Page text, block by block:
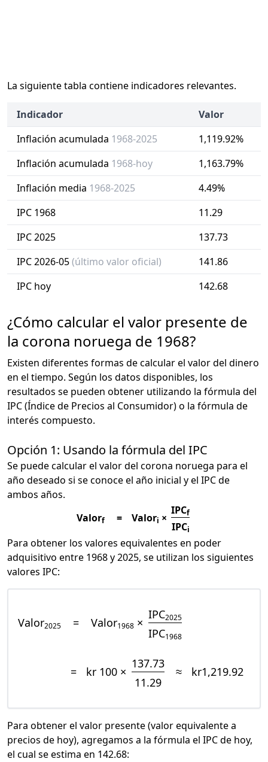
La siguiente tabla contiene indicadores relevantes.
Indicador
Valor
Inflación acumulada 1968-2025
1,119.92%
Inflación acumulada 1968-hoy
1,163.79%
Inflación media 1968-2025
4.49%
IPC 1968
11.29
IPC 2025
137.73
IPC 2026-05(último valor oficial)
141.86
IPC hoy
142.68
¿Cómo calcular el valor presente de
la corona noruega de 1968?
Existen diferentes formas de calcular el valor del dinero
en el tiempo. Según los datos disponibles, los
resultados se pueden obtener utilizando la fórmula del
IPC (Índice de Precios al Consumidor) o la fórmula de
interés compuesto.
Opción 1: Usando la fórmula del IPC
Se puede calcular el valor del corona noruega para el
año deseado si se conoce el año inicial y el IPC de
ambos años.
Valorf = Valori ×
IPCf
IPCi
Para obtener los valores equivalentes en poder
adquisitivo entre 1968 y 2025, se utilizan los siguientes
valores IPC:
Valor2025 = Valor1968 ×
IPC2025
IPC1968
= kr 100 ×
137.73
11.29
≈ kr1,219.92
Para obtener el valor presente (valor equivalente a
precios de hoy), agregamos a la fórmula el IPC de hoy,
el cual se estima en 142.68: